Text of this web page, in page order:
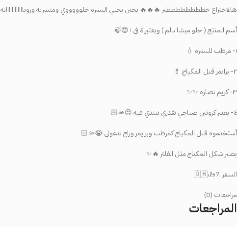
هالاختراع خططططططططير 🔥🔥🔥 يجنن يخلي البشرة جلوووووي ومتشربه وروياااااااااااانه 🫧🫧🫧
أسم المنتج ( جلو ميشا بالم ) ويعتبر ٤ في ١ 😍🍃
١- مرطب للبشرة 💧
٢- برايمر قبل المكياج 💄
٣- كريم نضاره ✨✨
٤- يعتبر كروتين صباحي تقدري تبتدي فيه 😍🫴🏻
أستخدموه قبل المكياج كمرطب وبرايمر وراح تدعولي 😭🫴🏻
يصير شكل المكياج مثل الفلتر 🔥✨
السعر :7﷼🇴🇲
مراجعات (0)
المراجعات